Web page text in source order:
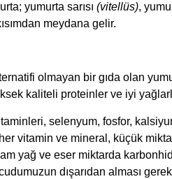
yumurta sarısı (vitellüs),
meydana gelir.
olmayan bir gıda olan
kaliteli proteinler ve iyi
selenyum, fosfor,
vitamin ve mineral, küçük
yağ ve eser miktarda
dışarıdan alması